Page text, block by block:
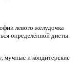
левого желудочка
определённой диеты.
мучные и кондитерские